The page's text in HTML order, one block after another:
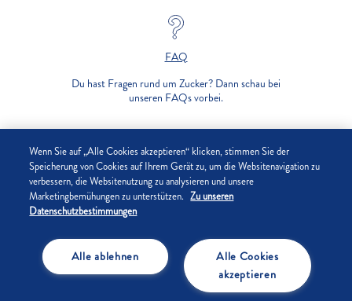
FAQ
Du hast Fragen rund um Zucker? Dann schau bei
unseren FAQs vorbei.
UNTERNEHMEN
DATENSCHUTZ
COOKIE-EINSTELLUNGEN
Wenn Sie auf „Alle Cookies akzeptieren“ klicken, stimmen Sie der
Speicherung von Cookies auf Ihrem Gerät zu, um die Websitenavigation zu
verbessern, die Websitenutzung zu analysieren und unsere
Marketingbemühungen zu unterstützen. Zu unseren
Datenschutzbestimmungen
Alle Cookies
akzeptieren
Alle ablehnen